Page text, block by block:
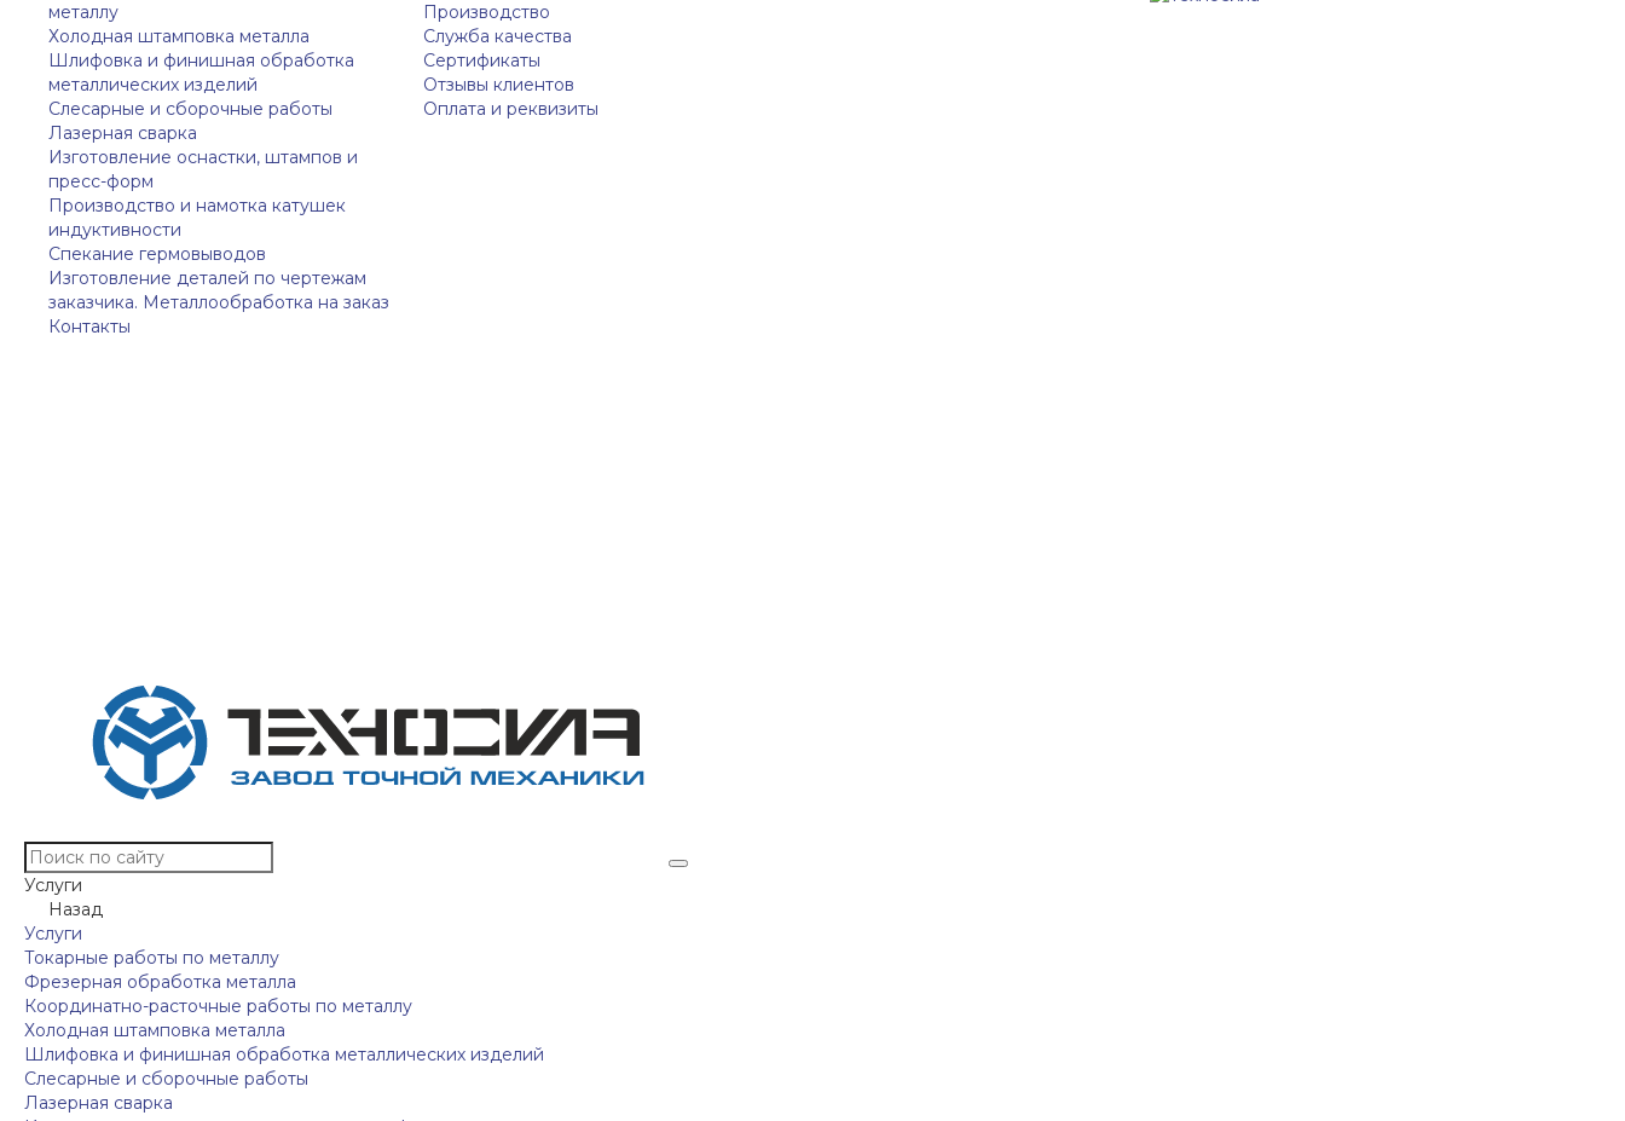
металлу
Холодная штамповка металла
Шлифовка и финишная обработка
металлических изделий
Слесарные и сборочные работы
Лазерная сварка
Изготовление оснастки, штампов и
пресс-форм
Производство и намотка катушек
индуктивности
Спекание гермовыводов
Изготовление деталей по чертежам
заказчика. Металлообработка на заказ
Производство
Служба качества
Сертификаты
Отзывы клиентов
Оплата и реквизиты
Контакты
Услуги
Назад
Услуги
Токарные работы по металлу
Фрезерная обработка металла
Координатно-расточные работы по металлу
Холодная штамповка металла
Шлифовка и финишная обработка металлических изделий
Слесарные и сборочные работы
Лазерная сварка